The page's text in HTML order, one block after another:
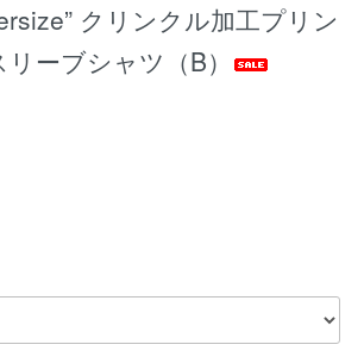
クリンクル加工プリン
ーブシャツ（B）